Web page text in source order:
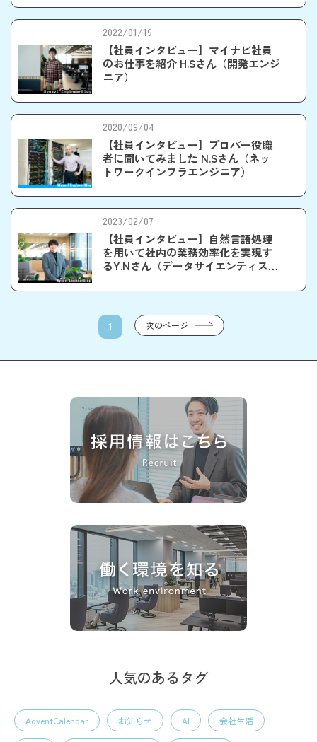
2022/01/19
【社員インタビュー】マイナビ社員
のお仕事を紹介 H.Sさん（開発エンジ
ニア）
2020/09/04
【社員インタビュー】プロパー役職
者に聞いてみました N.Sさん（ネッ
トワークインフラエンジニア）
2023/02/07
【社員インタビュー】自然言語処理
を用いて社内の業務効率化を実現す
るY.Nさん（データサイエンティス
1 次のページ
人気のあるタグ
AdventCalendar お知らせ AI 会社生活